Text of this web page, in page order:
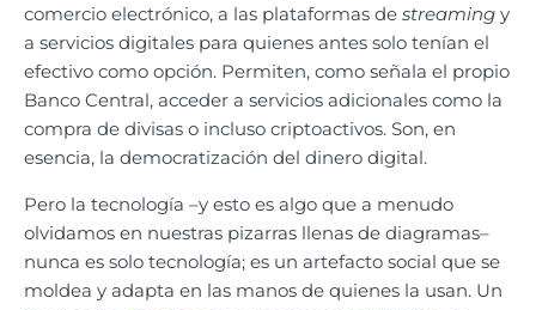
comercio electrónico, a las plataformas de streaming y
a servicios digitales para quienes antes solo tenían el
efectivo como opción. Permiten, como señala el propio
Banco Central, acceder a servicios adicionales como la
compra de divisas o incluso criptoactivos. Son, en
esencia, la democratización del dinero digital.
Pero la tecnología –y esto es algo que a menudo
olvidamos en nuestras pizarras llenas de diagramas–
nunca es solo tecnología; es un artefacto social que se
moldea y adapta en las manos de quienes la usan. Un